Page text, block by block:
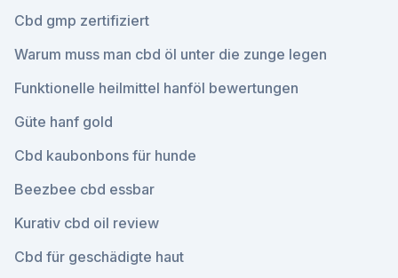
Cbd gmp zertifiziert
Warum muss man cbd öl unter die zunge legen
Funktionelle heilmittel hanföl bewertungen
Güte hanf gold
Cbd kaubonbons für hunde
Beezbee cbd essbar
Kurativ cbd oil review
Cbd für geschädigte haut